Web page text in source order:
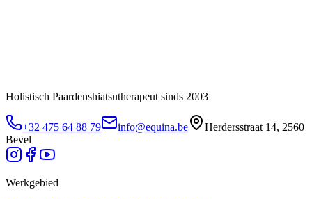
Holistisch Paardenshiatsutherapeut sinds 2003
+32 475 64 88 79 info@equina.be
Herdersstraat 14, 2560
Bevel
Werkgebied